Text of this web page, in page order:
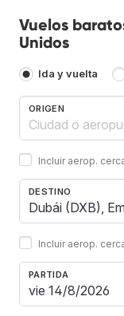
Vuelos
Unidos
Ida y vuelta
ORIGEN
Incluir aerop.
DESTINO
Incluir aerop.
PARTIDA